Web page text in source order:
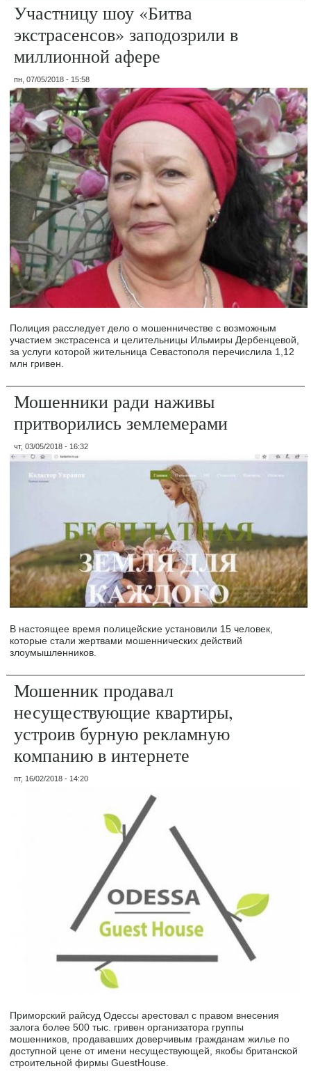
Участницу шоу «Битва
экстрасенсов» заподозрили в
миллионной афере
пн, 07/05/2018 - 15:58
Полиция расследует дело о мошенничестве с возможным
участием экстрасенса и целительницы Ильмиры Дербенцевой,
за услуги которой жительница Севастополя перечислила 1,12
млн гривен.
Мошенники ради наживы
притворились землемерами
чт, 03/05/2018 - 16:32
В настоящее время полицейские установили 15 человек,
которые стали жертвами мошеннических действий
злоумышленников.
Мошенник продавал
несуществующие квартиры,
устроив бурную рекламную
компанию в интернете
пт, 16/02/2018 - 14:20
Приморский райсуд Одессы арестовал с правом внесения
залога более 500 тыс. гривен организатора группы
мошенников, продававших доверчивым гражданам жилье по
доступной цене от имени несуществующей, якобы британской
строительной фирмы GuestHouse.